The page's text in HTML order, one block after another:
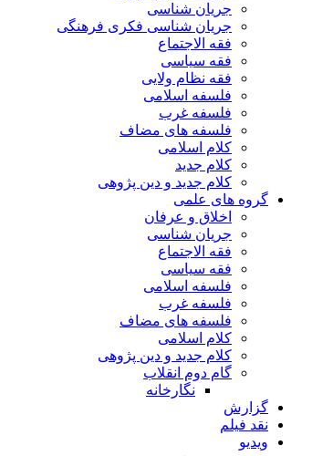
جریان شناسی
جریان شناسی فکری فرهنگی
فقه الاجتماع
فقه سیاسی
فقه نظام ولایی
فلسفه اسلامی
فلسفه غرب
فلسفه های مضاف
کلام اسلامی
کلام جدید
کلام جدید و دین پژوهی
گروه های علمی
اخلاق و عرفان
جریان شناسی
فقه الاجتماع
فقه سیاسی
فلسفه اسلامی
فلسفه غرب
فلسفه های مضاف
کلام اسلامی
کلام جدید و دین پژوهی
گام دوم انقلاب
نگارخانه
گزارش
نقد فیلم
ویدیو